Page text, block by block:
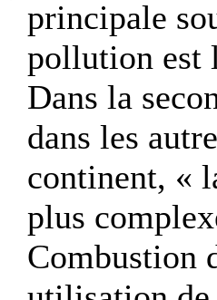
principale
pollution est
Dans la
dans les
continent, «
plus
Combustion